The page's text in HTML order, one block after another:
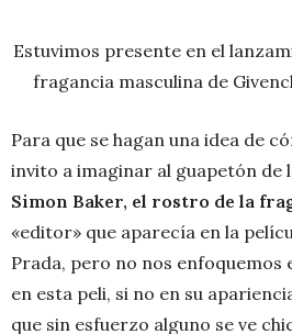
Estuvimos presente en el
fragancia masculina de
Para que se hagan una idea de
invito a imaginar al guapetón de
Simon Baker, el rostro de la
«editor» que aparecía en la
Prada, pero no nos enfoquemos
en esta peli, si no en su
que sin esfuerzo alguno se ve